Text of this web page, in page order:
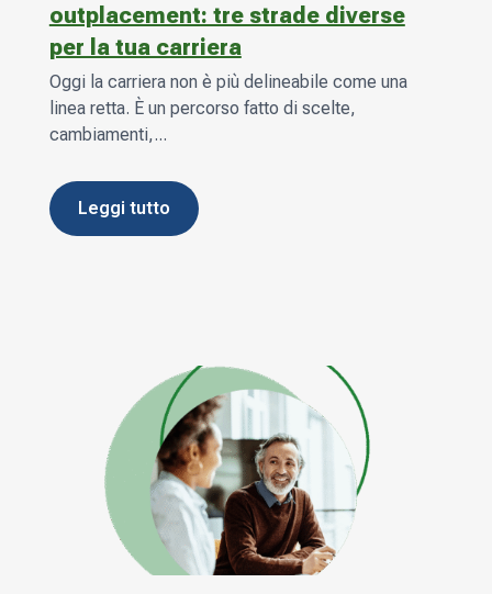
outplacement: tre strade diverse
per la tua carriera
Oggi la carriera non è più delineabile come una
linea retta. È un percorso fatto di scelte,
cambiamenti,...
leggi tutto